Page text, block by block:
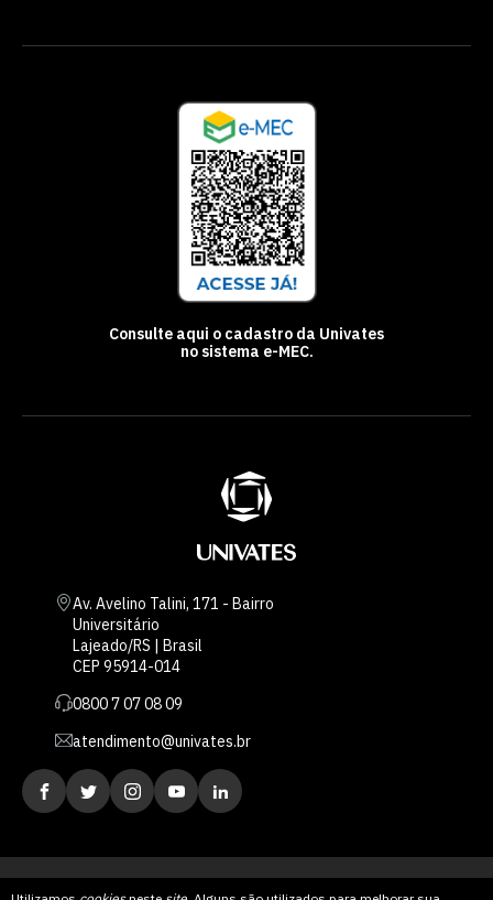
Consulte aqui o cadastro da Univates
no sistema e-MEC.
Av. Avelino Talini, 171 - Bairro
Universitário
Lajeado/RS | Brasil
CEP 95914-014
0800 7 07 08 09
atendimento@univates.br